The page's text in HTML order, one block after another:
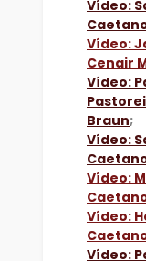
Vídeo:
Vídeo:
Cenair
Vídeo:
Braun;
Vídeo:
Vídeo:
Vídeo:
Vídeo: